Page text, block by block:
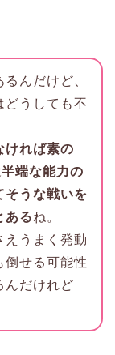
んだけど、
どうしても不
ければ素の
端な能力の
そうな戦いを
あるね。
えうまく発動
倒せる可能性
んだけれど